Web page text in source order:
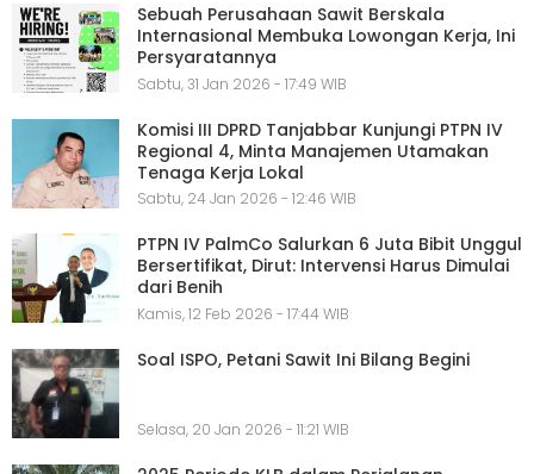
Sebuah Perusahaan Sawit Berskala
Internasional Membuka Lowongan Kerja, Ini
Persyaratannya
Sabtu, 31 Jan 2026 - 17:49 WIB
Komisi III DPRD Tanjabbar Kunjungi PTPN IV
Regional 4, Minta Manajemen Utamakan
Tenaga Kerja Lokal
Sabtu, 24 Jan 2026 - 12:46 WIB
PTPN IV PalmCo Salurkan 6 Juta Bibit Unggul
Bersertifikat, Dirut: Intervensi Harus Dimulai
dari Benih
Kamis, 12 Feb 2026 - 17:44 WIB
Soal ISPO, Petani Sawit Ini Bilang Begini
Selasa, 20 Jan 2026 - 11:21 WIB